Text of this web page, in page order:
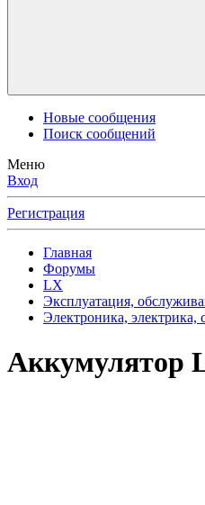
Новые сообщения
Поиск сообщений
Меню
Вход
Регистрация
Главная
Форумы
LX
Эксплуатация,
Электроника, электрика,
Аккумулятор